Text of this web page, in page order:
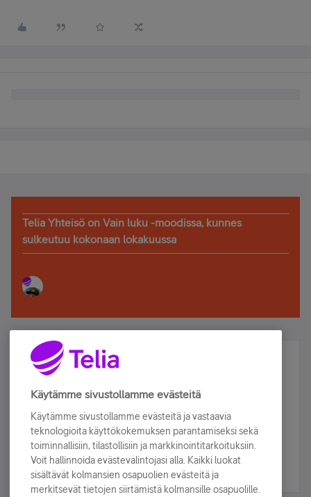
Telia Yhteisö on Vain luku -moodissa, kunnes
sulkeutuu kokonaan lokakuussa
Älä jää paitsi – osallistu ja voita!
Tilaa Telian uutiskirje ja olet mukana arvonnassa.
sähköpostiisi.
Tilaa nyt
Käytämme sivustollamme evästeitä
Käytämme sivustollamme evästeitä ja vastaavia
teknologioita käyttökokemuksen parantamiseksi sekä
toiminnallisiin, tilastollisiin ja markkinointitarkoituksiin.
Voit hallinnoida evästevalintojasi alla. Kaikki luokat
sisältävät kolmansien osapuolien evästeitä ja
merkitsevät tietojen siirtämistä kolmansille osapuolille.